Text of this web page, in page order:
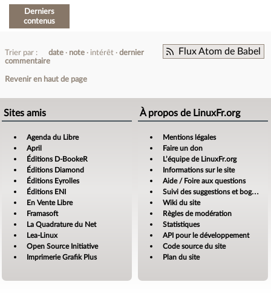
Derniers
contenus
Flux Atom de Babel
Trier par : date note intérêt
dernier
commentaire
Revenir en haut de page
Sites amis
Agenda du Libre
April
Éditions D-BookeR
Éditions Diamond
Éditions Eyrolles
Éditions ENI
En Vente Libre
Framasoft
La Quadrature du Net
Lea-Linux
Open Source Initiative
Imprimerie Grafik Plus
À propos de LinuxFr.org
Mentions légales
Faire un don
L’équipe de LinuxFr.org
Informations sur le site
Aide / Foire aux questions
Suivi des suggestions et bogues
Wiki du site
Règles de modération
Statistiques
API pour le développement
Code source du site
Plan du site